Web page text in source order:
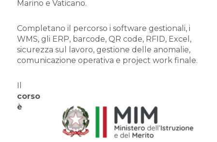
Marino e Vaticano.
Completano il percorso i software gestionali, i
WMS, gli ERP, barcode, QR code, RFID, Excel,
sicurezza sul lavoro, gestione delle anomalie,
comunicazione operativa e project work finale.
corso
è